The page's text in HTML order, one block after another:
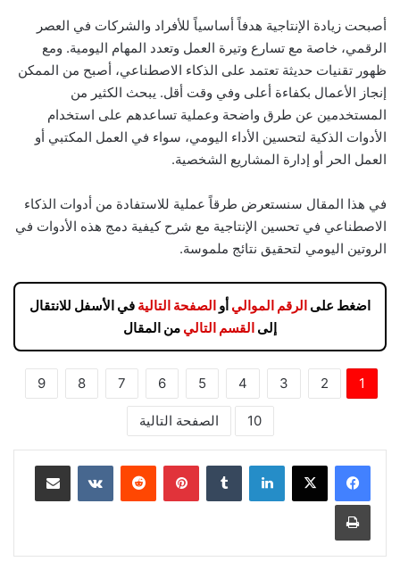
أصبحت زيادة الإنتاجية هدفاً أساسياً للأفراد والشركات في العصر
الرقمي، خاصة مع تسارع وتيرة العمل وتعدد المهام اليومية. ومع
ظهور تقنيات حديثة تعتمد على الذكاء الاصطناعي، أصبح من الممكن
إنجاز الأعمال بكفاءة أعلى وفي وقت أقل. يبحث الكثير من
المستخدمين عن طرق واضحة وعملية تساعدهم على استخدام
الأدوات الذكية لتحسين الأداء اليومي، سواء في العمل المكتبي أو
العمل الحر أو إدارة المشاريع الشخصية.
في هذا المقال سنستعرض طرقاً عملية للاستفادة من أدوات الذكاء
الاصطناعي في تحسين الإنتاجية مع شرح كيفية دمج هذه الأدوات في
الروتين اليومي لتحقيق نتائج ملموسة.
اضغط على الرقم الموالي أو الصفحة التالية في الأسفل للانتقال
إلى القسم التالي من المقال
1
2
3
4
5
6
7
8
9
10 الصفحة التالية
لينكدإن بينتيريست مشاركة عبر البريد
طباعة